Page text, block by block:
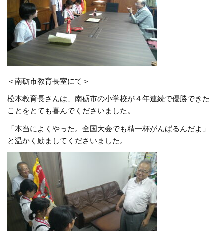
＜南砺市教育長室にて＞
松本教育長さんは、南砺市の小学校が４年連続で優勝できた
ことをとても喜んでくださいました。
「本当によくやった。全国大会でも精一杯がんばるんだよ」
と温かく励ましてくださいました。